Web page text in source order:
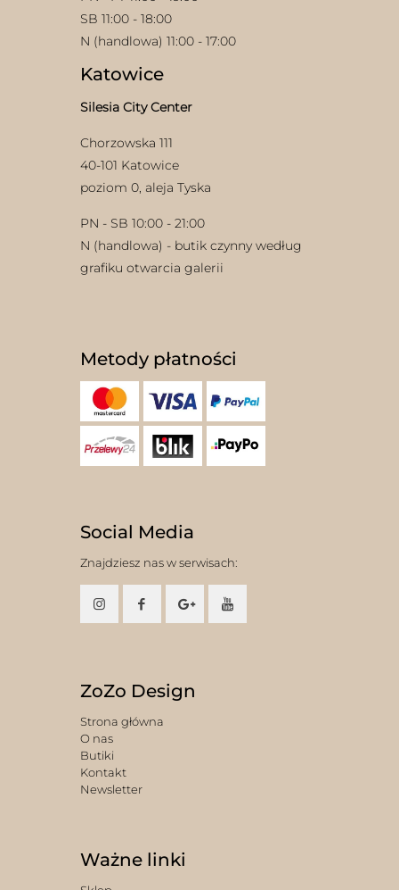
SB 11:00 - 18:00
N (handlowa) 11:00 - 17:00
Katowice
Silesia City Center
Chorzowska 111
40-101 Katowice
poziom 0, aleja Tyska
PN - SB 10:00 - 21:00
N (handlowa) - butik czynny według
grafiku otwarcia galerii
Metody płatności
Social Media
Znajdziesz nas w serwisach:
ZoZo Design
Strona główna
O nas
Butiki
Kontakt
Newsletter
Ważne linki